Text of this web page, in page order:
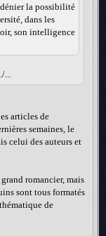
la possibilité
dans les
son intelligence
articles de
semaines, le
celui des auteurs et
romancier, mais
sont tous formatés
de